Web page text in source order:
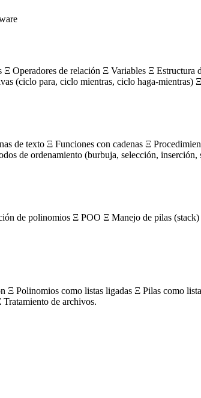
Operadores de relación Ξ Variables Ξ
(ciclo para, ciclo mientras, ciclo haga-mientras)
de texto Ξ Funciones con cadenas Ξ
de ordenamiento (burbuja, selección,
de polinomios Ξ POO Ξ Manejo de pilas
Ξ Polinomios como listas ligadas Ξ Pilas como
de archivos.